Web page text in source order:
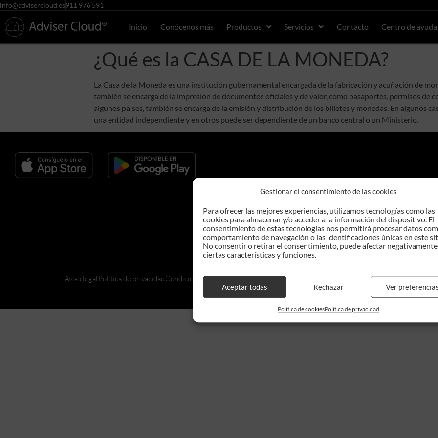
Gestionar el consentimiento de las cookies
Para ofrecer las mejores experiencias, utilizamos tecnologías como las
cookies para almacenar y/o acceder a la información del dispositivo. El
consentimiento de estas tecnologías nos permitirá procesar datos
comportamiento de navegación o las identificaciones únicas en este
No consentir o retirar el consentimiento, puede afectar
ciertas características y funciones.
Aceptar todas Rechazar Ver preferencias
Política de cookiesPolítica de privacidad
info@advisercloud.es911 976 591
Inicio Conócenos más Productos Servicios Contacto Centro de ayuda
¿Qué es la CASA DE LA MONEDA?
La Casa de la Moneda es una institución gubernamental encargada de la fabricación y acuñación de
también se encarga de la impresión de documentos oficiales y de valor, como pasaportes, permisos de
algunos países, también se encarga de la emisión y distribución de los billetes y monedas. En algunos
una entidad independiente y en otros puede ser dependiente de un banco central o un Ministerio.
GRUPO ADVISER
Aviso legal Política de privacidadCondiciones de contrataciónPolítica de cookies Política de partnersAdviser News
© copyright 2026 – Adviser Cloud Software